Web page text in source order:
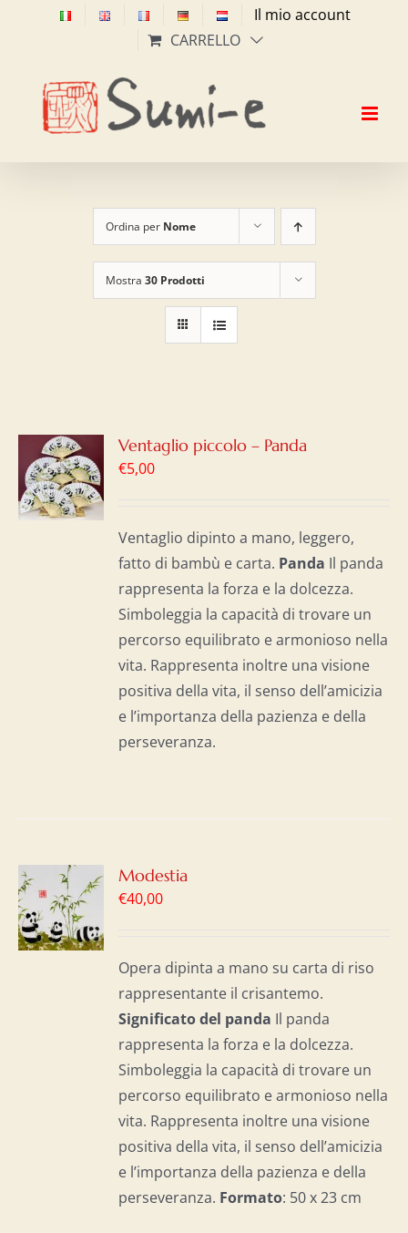
Il mio account
CARRELLO
Ordina per Nome
Mostra 30 Prodotti
Ventaglio piccolo – Panda
€5,00
Ventaglio dipinto a mano, leggero,
fatto di bambù e carta. Panda Il panda
rappresenta la forza e la dolcezza.
Simboleggia la capacità di trovare un
percorso equilibrato e armonioso nella
vita. Rappresenta inoltre una visione
positiva della vita, il senso dell’amicizia
e l’importanza della pazienza e della
perseveranza.
Modestia
€40,00
Opera dipinta a mano su carta di riso
rappresentante il crisantemo.
Significato del panda Il panda
rappresenta la forza e la dolcezza.
Simboleggia la capacità di trovare un
percorso equilibrato e armonioso nella
vita. Rappresenta inoltre una visione
positiva della vita, il senso dell’amicizia
e l’importanza della pazienza e della
perseveranza. Formato: 50 x 23 cm